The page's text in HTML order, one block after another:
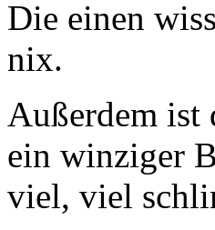
Die einen
nix.
Außerdem ist
ein winziger
viel, viel